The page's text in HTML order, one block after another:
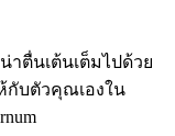
าตื่นเต้นเต็มไปด้วย
กับตัวคุณเองใน